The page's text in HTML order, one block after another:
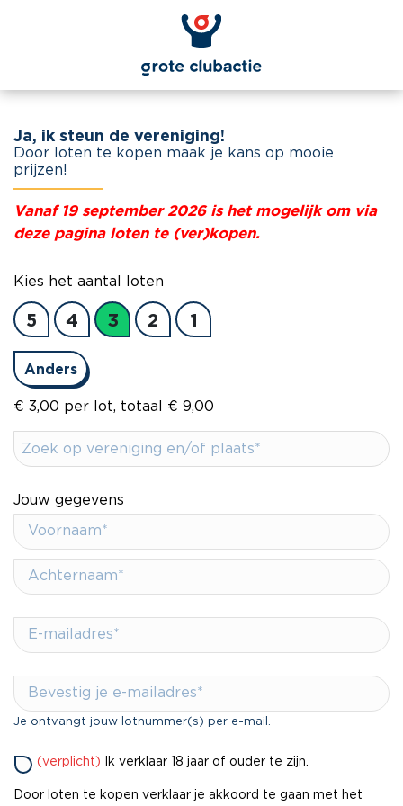
Ja, ik steun de vereniging!
Door loten te kopen maak je kans op mooie
prijzen!
Vanaf 19 september 2026 is het mogelijk om via
deze pagina loten te (ver)kopen.
Kies het aantal loten
5 4 3 2 1
Anders
€ 3,00 per lot, totaal € 9,00
Jouw gegevens
Je ontvangt jouw lotnummer(s) per e-mail.
(verplicht) Ik verklaar 18 jaar of ouder te zijn.
Door loten te kopen verklaar je akkoord te gaan met het